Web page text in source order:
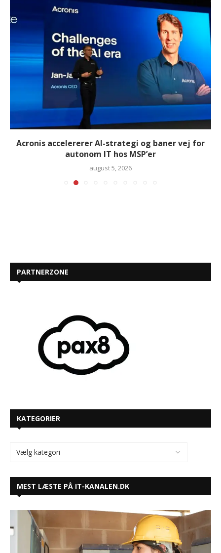
Acronis accelererer AI-strategi og baner vej for
autonom IT hos MSP’er
august 5, 2026
PARTNERZONE
KATEGORIER
MEST LÆSTE PÅ IT-KANALEN.DK